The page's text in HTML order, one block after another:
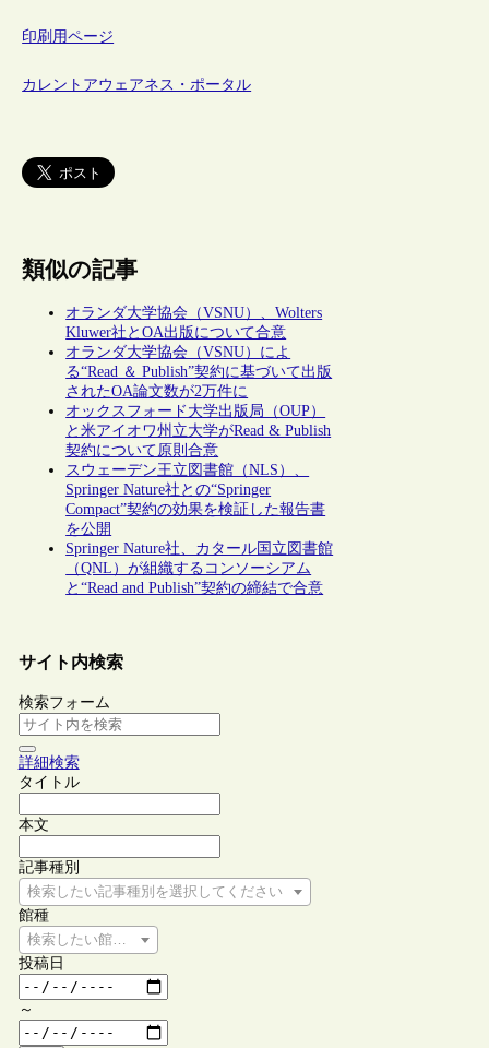
印刷用ページ
カレントアウェアネス・ポータル
類似の記事
オランダ大学協会（VSNU）、Wolters
Kluwer社とOA出版について合意
オランダ大学協会（VSNU）によ
る“Read ＆ Publish”契約に基づいて出版
されたOA論文数が2万件に
オックスフォード大学出版局（OUP）
と米アイオワ州立大学がRead & Publish
契約について原則合意
スウェーデン王立図書館（NLS）、
Springer Nature社との“Springer
Compact”契約の効果を検証した報告書
を公開
Springer Nature社、カタール国立図書館
（QNL）が組織するコンソーシアム
と“Read and Publish”契約の締結で合意
サイト内検索
検索フォーム
詳細検索
タイトル
本文
記事種別
検索したい記事種別を選択してください
館種
検索したい館種を選択してください
投稿日
～